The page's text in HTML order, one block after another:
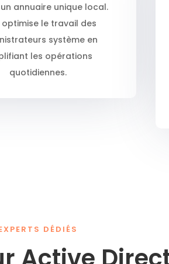
annuaire unique local.
optimise le travail des
système en
les opérations
quotidiennes.
DÉDIÉS